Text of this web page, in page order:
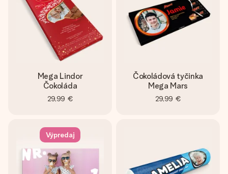
Mega Lindor
Čokoláda
29,99 €
Čokoládová tyčinka
Mega Mars
29,99 €
Výpredaj